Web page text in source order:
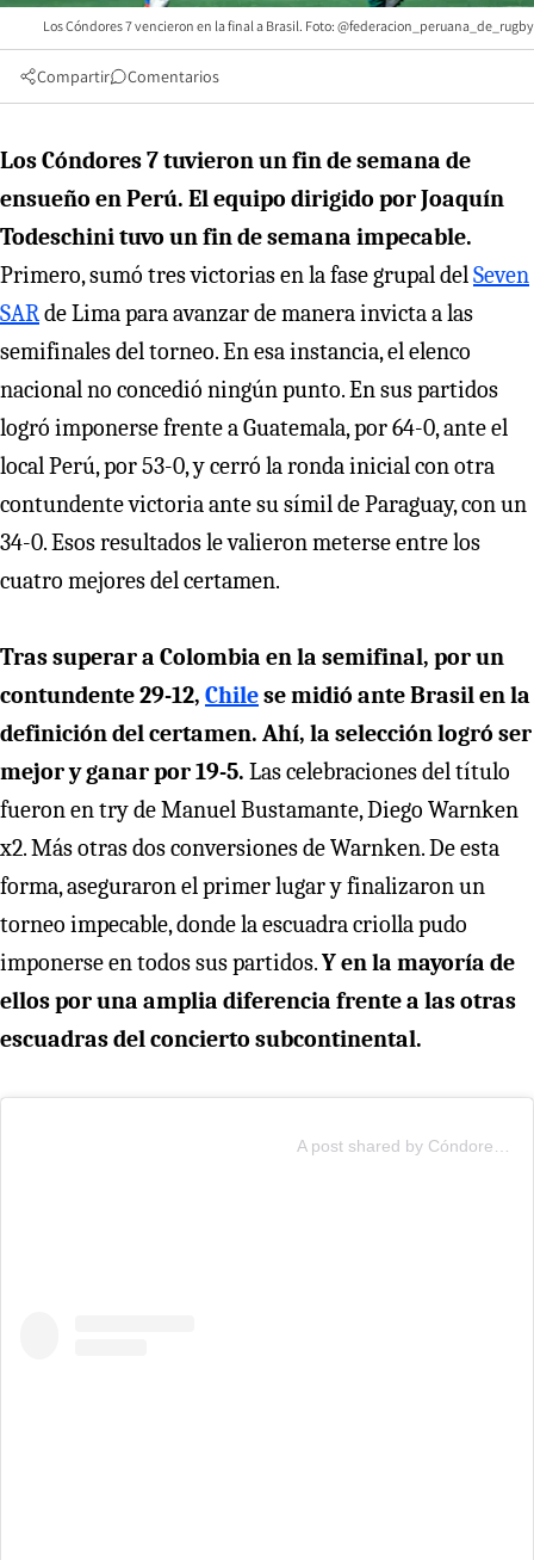
Los Cóndores 7 vencieron en la final a Brasil. Foto: @federacion_peruana_de_rugby
Compartir Comentarios
Los Cóndores 7 tuvieron un fin de semana de
ensueño en Perú. El equipo dirigido por Joaquín
Todeschini tuvo un fin de semana impecable.
Primero, sumó tres victorias en la fase grupal delSeven
SARde Lima para avanzar de manera invicta a las
semifinales del torneo. En esa instancia, el elenco
nacional no concedió ningún punto. En sus partidos
logró imponerse frente a Guatemala, por 64-0, ante el
local Perú, por 53-0, y cerró la ronda inicial con otra
contundente victoria ante su símil de Paraguay, con un
34-0. Esos resultados le valieron meterse entre los
cuatro mejores del certamen.
Tras superar a Colombia en la semifinal, por un
contundente 29-12, Chilese midió ante Brasil en la
definición del certamen. Ahí, la selección logró ser
mejor y ganar por 19-5. Las celebraciones del título
fueron en try de Manuel Bustamante, Diego Warnken
x2. Más otras dos conversiones de Warnken. De esta
forma, aseguraron el primer lugar y finalizaron un
torneo impecable, donde la escuadra criolla pudo
imponerse en todos sus partidos.Y en la mayoría de
ellos por una amplia diferencia frente a las otras
escuadras del concierto subcontinental.